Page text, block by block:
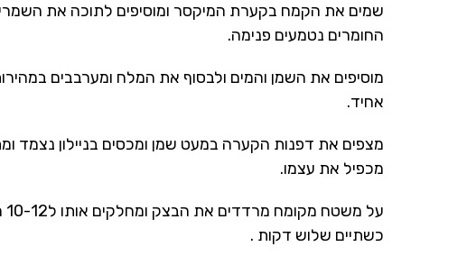
שמים את הקמח בקערת המיקסר ומוסיפים לתוכה את
החומרים נטמעים פנימה.
מוסיפים את השמן והמים ולבסוף את המלח ומערבבים
אחיד.
מצפים את דפנות הקערה במעט שמן ומכסים בניילון נצמד
מכפיל את עצמו.
כשתיים שלוש דקות .